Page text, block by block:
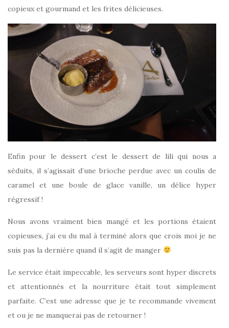
copieux et gourmand et les frites délicieuses.
Enfin pour le dessert c’est le dessert de lili qui nous a
séduits, il s’agissait d’une brioche perdue avec un coulis de
caramel et une boule de glace vanille, un délice hyper
régressif !
Nous avons vraiment bien mangé et les portions étaient
copieuses, j’ai eu du mal à terminé alors que crois moi je ne
suis pas la dernière quand il s’agit de manger
Le service était impeccable, les serveurs sont hyper discrets
et attentionnés et la nourriture était tout simplement
parfaite. C’est une adresse que je te recommande vivement
et ou je ne manquerai pas de retourner !